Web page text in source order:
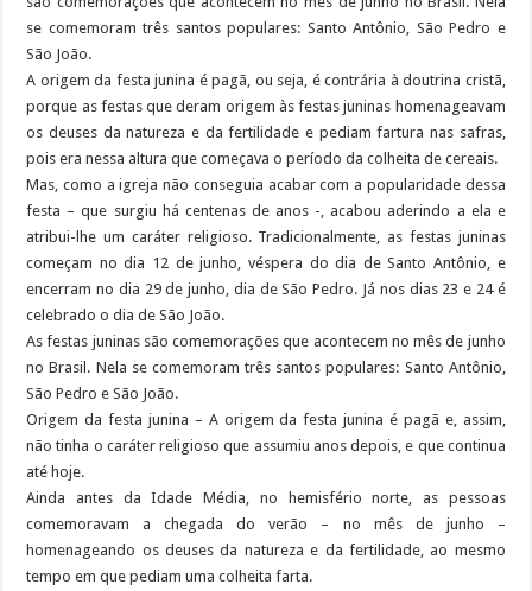
se comemoram três santos populares: Santo Antônio, São Pedro e
São João.
A origem da festa junina é pagã, ou seja, é contrária à doutrina cristã,
porque as festas que deram origem às festas juninas homenageavam
os deuses da natureza e da fertilidade e pediam fartura nas safras,
pois era nessa altura que começava o período da colheita de cereais.
Mas, como a igreja não conseguia acabar com a popularidade dessa
festa – que surgiu há centenas de anos -, acabou aderindo a ela e
atribui-lhe um caráter religioso. Tradicionalmente, as festas juninas
começam no dia 12 de junho, véspera do dia de Santo Antônio, e
encerram no dia 29 de junho, dia de São Pedro. Já nos dias 23 e 24 é
celebrado o dia de São João.
As festas juninas são comemorações que acontecem no mês de junho
no Brasil. Nela se comemoram três santos populares: Santo Antônio,
São Pedro e São João.
Origem da festa junina – A origem da festa junina é pagã e, assim,
não tinha o caráter religioso que assumiu anos depois, e que continua
até hoje.
Ainda antes da Idade Média, no hemisfério norte, as pessoas
comemoravam a chegada do verão – no mês de junho –
homenageando os deuses da natureza e da fertilidade, ao mesmo
tempo em que pediam uma colheita farta.